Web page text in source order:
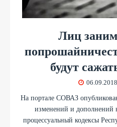
Лиц
будут
06.09.2018
На портале СОВАЗ
изменений и дополнений
процессуальный кодексы